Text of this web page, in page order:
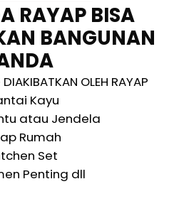
RAYAP BISA
BANGUNAN
OLEH RAYAP
Kayu
atau Jendela
Rumah
Set
Penting dll